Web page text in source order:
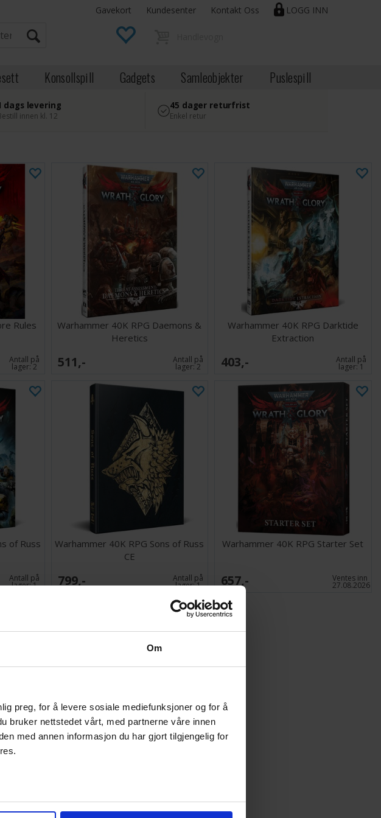
Om
preg, for å levere sosiale mediefunksjoner og for å
bruker nettstedet vårt, med partnerne våre innen
med annen informasjon du har gjort tilgjengelig for
LOGG INN
Gavekort Kundesenter Kontakt Oss
Konsollspill Gadgets Samleobjekter Puslespill
dags levering
innen kl. 12
45 dager returfrist
Enkel retur
Rules
Antall på
lager:2
Warhammer 40K RPG Daemons &
Heretics
511,- Antall på
lager:2
Warhammer 40K RPG Darktide
Extraction
403,- Antall på
lager:1
of Russ
Antall på
lager:1
Warhammer 40K RPG Sons of Russ
CE
799,- Antall på
lager:1
Warhammer 40K RPG Starter Set
657,- Ventes inn
27.08.2026